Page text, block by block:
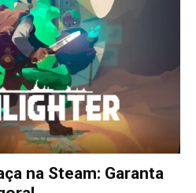
na Steam: Garanta